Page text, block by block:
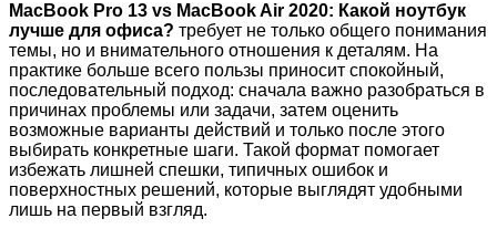
MacBook Pro 13 vs MacBook Air 2020: Какой ноутбук
лучше для офиса? требует не только общего понимания
темы, но и внимательного отношения к деталям. На
практике больше всего пользы приносит спокойный,
последовательный подход: сначала важно разобраться в
причинах проблемы или задачи, затем оценить
возможные варианты действий и только после этого
выбирать конкретные шаги. Такой формат помогает
избежать лишней спешки, типичных ошибок и
поверхностных решений, которые выглядят удобными
лишь на первый взгляд.